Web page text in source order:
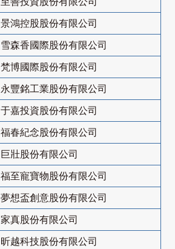
景鴻控股股份有限公司
雪森香國際股份有限公司
梵博國際股份有限公司
永豐銘工業股份有限公司
于嘉投資股份有限公司
福春紀念股份有限公司
巨壯股份有限公司
福至寵寶物股份有限公司
夢想盃創意股份有限公司
家真股份有限公司
昕越科技股份有限公司